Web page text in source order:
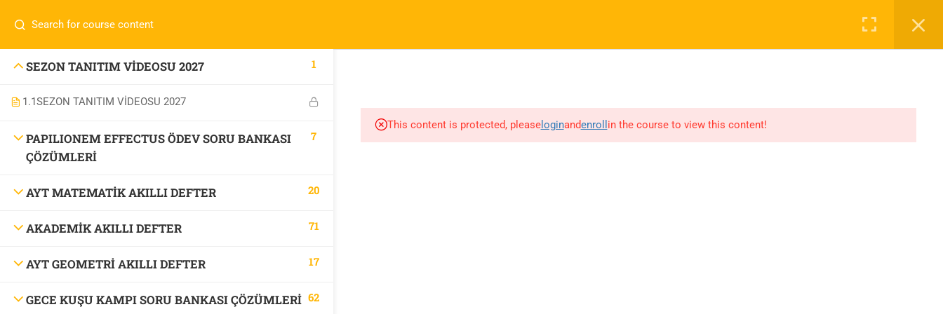
İletişim: 0 536 360 68 27 Login
SEZON TANITIM VİDEOSU 2027 1
1.1SEZON TANITIM VİDEOSU 2027
PAPILIONEM EFFECTUS ÖDEV SORU BANKASI
ÇÖZÜMLERİ
7
AYT MATEMATİK AKILLI DEFTER 20
AKADEMİK AKILLI DEFTER 71
AYT GEOMETRİ AKILLI DEFTER 17
GECE KUŞU KAMPI SORU BANKASI ÇÖZÜMLERİ 62
This content is protected, pleaseloginandenroll in the course to view this content!
Company
ÖABT Matematik 2027 Kayıt
İletişim
Links
Derslerimiz
OABT Matematik